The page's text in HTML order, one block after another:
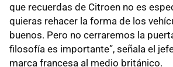
que recuerdas de Citroen no es
quieras rehacer la forma de los
buenos. Pero no cerraremos la
filosofía es importante”, señala el
marca francesa al medio británico.